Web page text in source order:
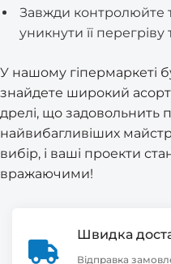
Завжди контролюйте
уникнути її
У нашому гіпермаркеті
знайдете широкий
дрелі, що задовольнить
найвибагливіших
вибір, і ваші проекти
вражаючими!
Швидка
Відправка